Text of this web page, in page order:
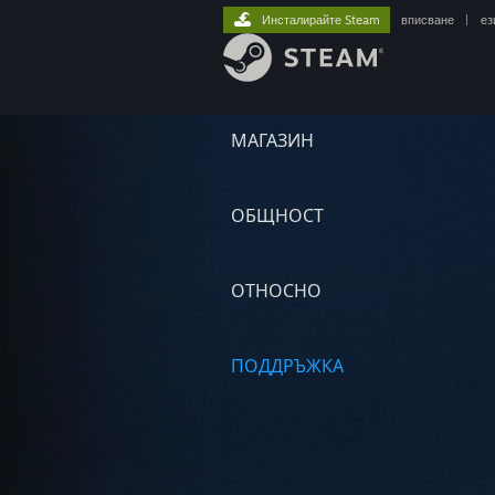
МАГАЗИН
ОБЩНОСТ
ОТНОСНО
ПОДДРЪЖКА
Инсталирайте Steam вписване